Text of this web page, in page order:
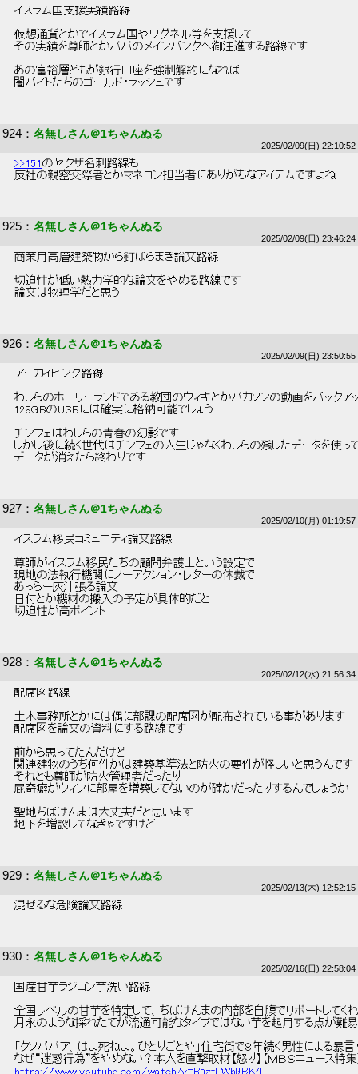
イスラム国支援実績路線
仮想通貨とかでイスラム国やワグネル等を支援して
その実績を尊師とかパパのメインバンクへ御注進する路線です
あの富裕層どもが銀行口座を強制解約になれば
闇バイトたちのゴールド・ラッシュです
924 ： 名無しさん＠1ちゃんぬる
2025/02/09(日) 22:10:52
>>151 のヤクザ名刺路線も
反社の親密交際者とかマネロン担当者にありがちなアイテムですよね
925 ： 名無しさん＠1ちゃんぬる
2025/02/09(日) 23:46:24
商業用高層建築物から釘ばらまき論文路線
切迫性が低い熱力学的な論文をやめる路線です
論文は物理学だと思う
926 ： 名無しさん＠1ちゃんぬる
2025/02/09(日) 23:50:55
アーカイビング路線
わしらのホーリーランドである教団のウィキとかパカソンの動画をバック
128GBのUSBには確実に格納可能でしょう
チンフェはわしらの青春の幻影です
しかし後に続く世代はチンフェの人生じゃなくわしらの残したデータを使
データが消えたら終わりです
927 ： 名無しさん＠1ちゃんぬる
2025/02/10(月) 01:19:57
イスラム移民コミュニティ論文路線
尊師がイスラム移民たちの顧問弁護士という設定で
現地の法執行機関にノーアクション・レターの体裁で
あっらー灰汁張る論文
日付とか機材の搬入の予定が具体的だと
切迫性が高ポイント
928 ： 名無しさん＠1ちゃんぬる
2025/02/12(水) 21:56:34
配席図路線
土木事務所とかには偶に部課の配席図が配布されている事があります
配席図を論文の資料にする路線です
前から思ってたんだけど
関連建物のうち何件かは建築基準法と防火の要件が怪しいと思うんです
それとも尊師が防火管理者だったり
屁奇癖がウィンに部屋を増築してないのが確かだったりするんでしょうか
聖地ちばけんまは大丈夫だと思います
地下を増設してなきゃですけど
929 ： 名無しさん＠1ちゃんぬる
2025/02/13(木) 12:52:15
混ぜるな危険論文路線
930 ： 名無しさん＠1ちゃんぬる
2025/02/16(日) 22:58:04
国産甘芋ラジコン芋洗い路線
全国レベルの甘芋を特定して、ちばけんまの内部を自腹でリポートしてく
月永のような採れたてが流通可能なタイプではない芋を起用する点が難
「クソババア、はよ死ねよ。ひとりごとや」住宅街で８年続く男性による暴
なぜ“迷惑行為”をやめない？本人を直撃取材【怒り】【ＭＢＳニュース特集
https://www.youtube.com/watch?v=R5zfLWb9BK4